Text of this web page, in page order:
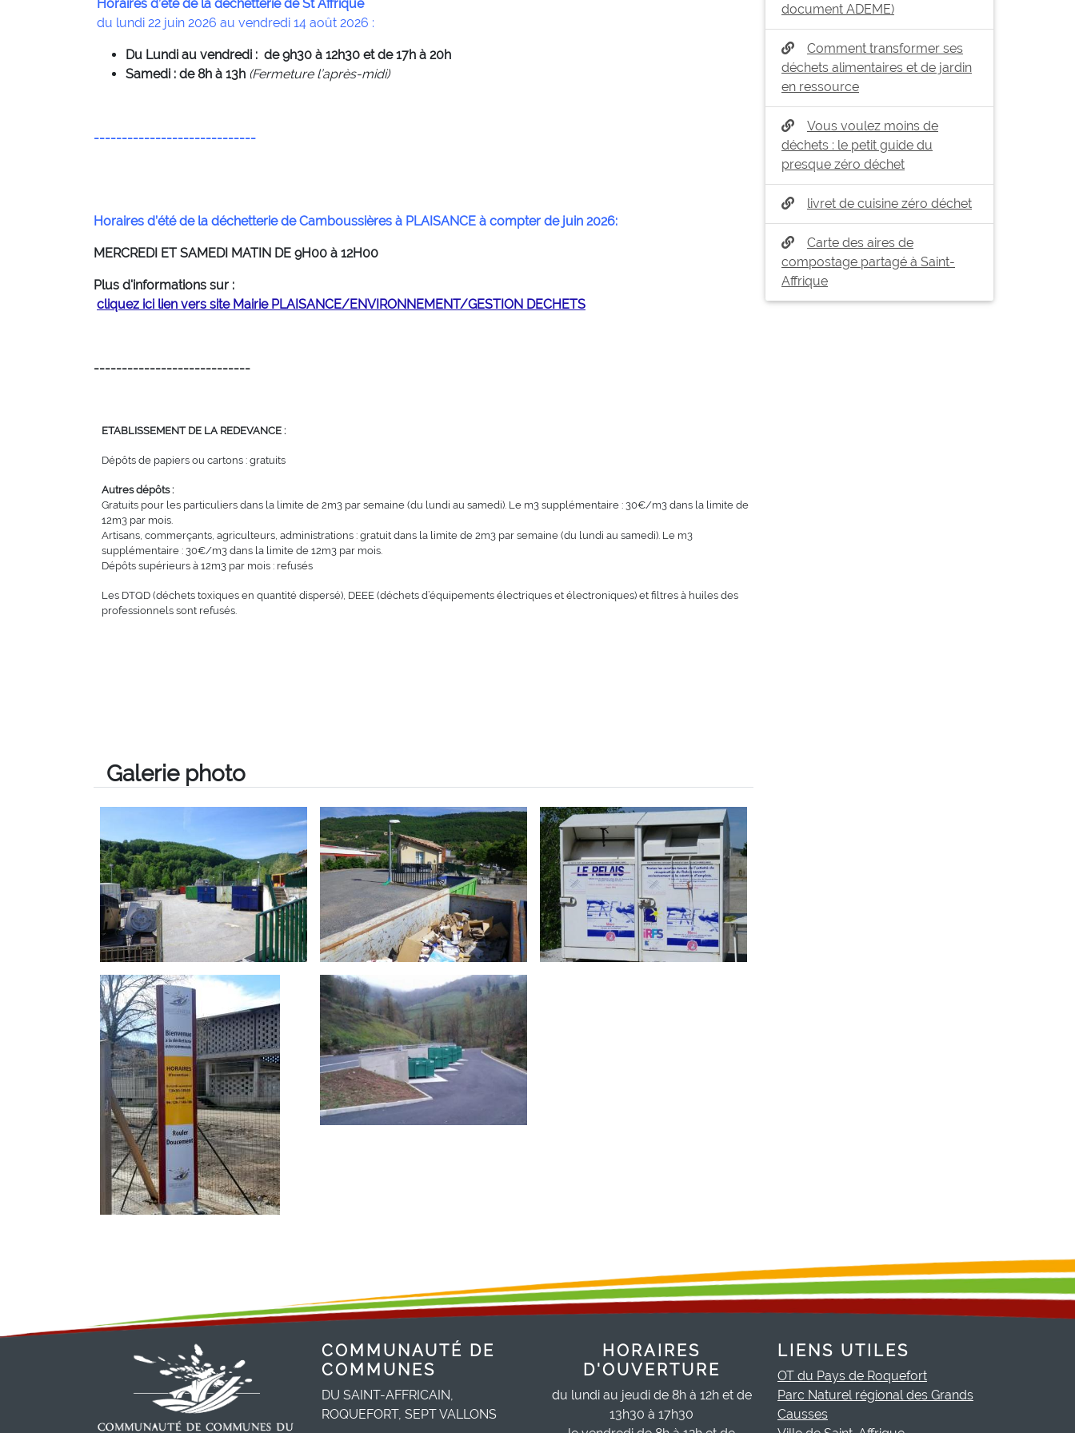
Horaires d’été de la déchetterie de St Affrique
du lundi 22 juin 2026 au vendredi 14 août 2026 :
Du Lundi au vendredi : de 9h30 à 12h30 et de 17h à 20h
Samedi : de 8h à 13h (Fermeture l’après-midi)
-----------------------------
Horaires d’été de la déchetteriede Camboussières à PLAISANCE à compter de juin 2026:
MERCREDI ET SAMEDI MATIN DE 9H00 à 12H00
Plus d'informations sur :
cliquez ici lien vers site Mairie PLAISANCE/ENVIRONNEMENT/GESTION DECHETS
----------------------------
ETABLISSEMENT DE LA REDEVANCE :
Dépôts de papiers ou cartons : gratuits
Autres dépôts :
Gratuits pour les particuliers dans la limite de 2m3 par semaine (du lundi au samedi). Le m3 supplémentaire : 30€/m3 dans la limite de
12m3 par mois.
Artisans, commerçants, agriculteurs, administrations : gratuit dans la limite de 2m3 par semaine (du lundi au samedi). Le m3
supplémentaire : 30€/m3 dans la limite de 12m3 par mois.
Dépôts supérieurs à 12m3 par mois : refusés
Les DTQD (déchets toxiques en quantité dispersé), DEEE (déchets d’équipements électriques et électroniques) et filtres à huiles des
professionnels sont refusés.
Galerie photo
document ADEME)
Comment transformer ses
déchets alimentaires et de jardin
en ressource
Vous voulez moins de
déchets : le petit guide du
presque zéro déchet
livret de cuisine zéro déchet
Carte des aires de
compostage partagé à Saint-
Affrique
COMMUNAUTÉ DE
COMMUNES
DU SAINT-AFFRICAIN,
ROQUEFORT, SEPT VALLONS
HORAIRES
D'OUVERTURE
du lundi au jeudi de 8h à 12h et de
13h30 à 17h30
LIENS UTILES
OT du Pays de Roquefort
Parc Naturel régional des Grands
Causses